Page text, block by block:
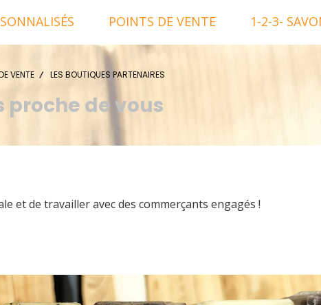
POINTS DE VENTE 1-2-3-
VENTE LES BOUTIQUES PARTENAIRES
proche de vous
et de travailler avec des commerçants engagés !